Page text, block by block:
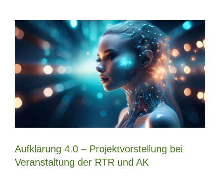
Aufklärung 4.0 – Projektvorstellung bei
Veranstaltung der RTR und AK